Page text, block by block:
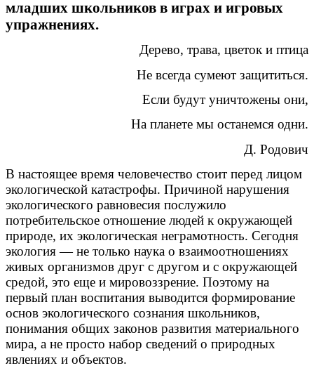
младших школьников в играх и игровых
упражнениях.
Дерево, трава, цветок и птица
Не всегда сумеют защититься.
Если будут уничтожены они,
На планете мы останемся одни.
Д. Родович
В настоящее время человечество стоит перед лицом
экологической катастрофы. Причиной нарушения
экологического равновесия послужило
потребительское отношение людей к окружающей
природе, их экологическая неграмотность. Сегодня
экология — не только наука о взаимоотношениях
живых организмов друг с другом и с окружающей
средой, это еще и мировоззрение. Поэтому на
первый план воспитания выводится формирование
основ экологического сознания школьников,
понимания общих законов развития материального
мира, а не просто набор сведений о природных
явлениях и объектов.